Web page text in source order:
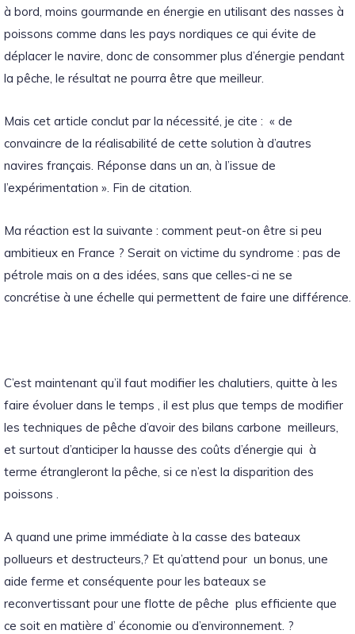
à bord, moins gourmande en énergie en utilisant des nasses à
poissons comme dans les pays nordiques ce qui évite de
déplacer le navire, donc de consommer plus d’énergie pendant
la pêche, le résultat ne pourra être que meilleur.
Mais cet article conclut par la nécessité, je cite : « de
convaincre de la réalisabilité de cette solution à d’autres
navires français. Réponse dans un an, à l’issue de
l’expérimentation ». Fin de citation.
Ma réaction est la suivante : comment peut-on être si peu
ambitieux en France ? Serait on victime du syndrome : pas de
pétrole mais on a des idées, sans que celles-ci ne se
concrétise à une échelle qui permettent de faire une différence.
C’est maintenant qu’il faut modifier les chalutiers, quitte à les
faire évoluer dans le temps , il est plus que temps de modifier
les techniques de pêche d’avoir des bilans carbone meilleurs,
et surtout d’anticiper la hausse des coûts d’énergie qui à
terme étrangleront la pêche, si ce n’est la disparition des
poissons .
A quand une prime immédiate à la casse des bateaux
pollueurs et destructeurs,? Et qu’attend pour un bonus, une
aide ferme et conséquente pour les bateaux se
reconvertissant pour une flotte de pêche plus efficiente que
ce soit en matière d’ économie ou d’environnement. ?